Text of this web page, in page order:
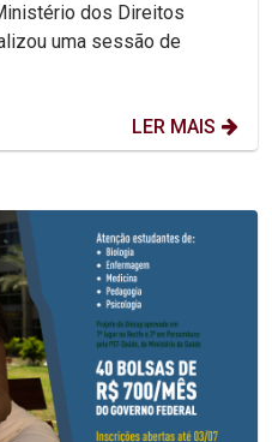
dos Direitos
uma sessão de
LER MAIS